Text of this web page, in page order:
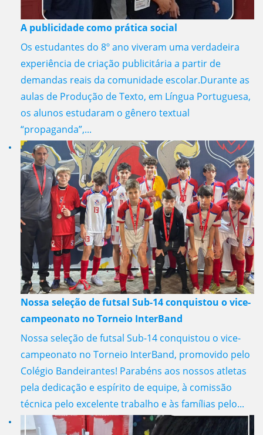
A publicidade como prática social
Os estudantes do 8º ano viveram uma verdadeira
experiência de criação publicitária a partir de
demandas reais da comunidade escolar.Durante as
aulas de Produção de Texto, em Língua Portuguesa,
os alunos estudaram o gênero textual
“propaganda”,...
Nossa seleção de futsal Sub-14 conquistou o vice-
campeonato no Torneio InterBand
Nossa seleção de futsal Sub-14 conquistou o vice-
campeonato no Torneio InterBand, promovido pelo
Colégio Bandeirantes! Parabéns aos nossos atletas
pela dedicação e espírito de equipe, à comissão
técnica pelo excelente trabalho e às famílias pelo...